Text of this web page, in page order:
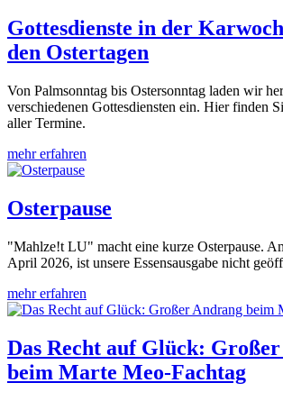
Gottesdienste in der
den Ostertagen
Von Palmsonntag bis Ostersonntag laden wir
verschiedenen Gottesdiensten ein. Hier finden
aller Termine.
mehr erfahren
Osterpause
"Mahlze!t LU" macht eine kurze Osterpause.
April 2026, ist unsere Essensausgabe nicht
mehr erfahren
Das Recht auf Glück:
beim Marte Meo-Fachtag